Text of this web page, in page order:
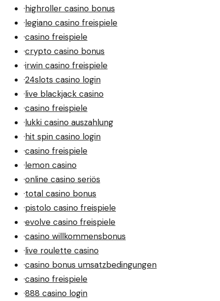
·highroller casino bonus
·legiano casino freispiele
·casino freispiele
·crypto casino bonus
·irwin casino freispiele
·24slots casino login
·live blackjack casino
·casino freispiele
·lukki casino auszahlung
·hit spin casino login
·casino freispiele
·lemon casino
·online casino seriös
·total casino bonus
·pistolo casino freispiele
·evolve casino freispiele
·casino willkommensbonus
·live roulette casino
·casino bonus umsatzbedingungen
·casino freispiele
·888 casino login